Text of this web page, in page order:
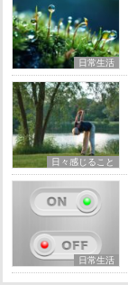
日常生活
日々感じること
日常生活